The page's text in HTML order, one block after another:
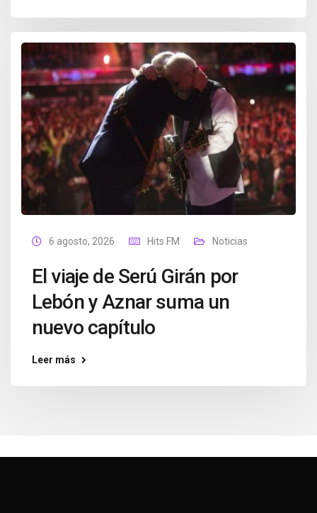
6 agosto, 2026 Hits FM Noticias
El viaje de Serú Girán por
Lebón y Aznar suma un
nuevo capítulo
Leer más